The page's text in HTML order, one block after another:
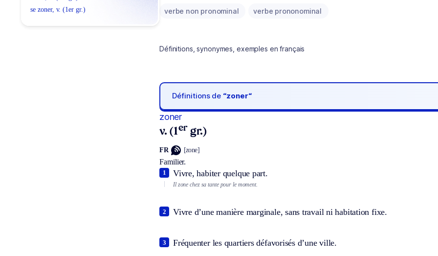
se zoner, v. (1er gr.)
verbe non pronominal verbe prononominal
Définitions, synonymes, exemples en français
Définitions de “zoner“
zoner
v. (1er gr.)
FR [zone]
Familier.
Vivre, habiter quelque part.
1
Il zone chez sa tante pour le moment.
Vivre d’une manière marginale, sans travail ni habitation fixe.
2
Fréquenter les quartiers défavorisés d’une ville.
3